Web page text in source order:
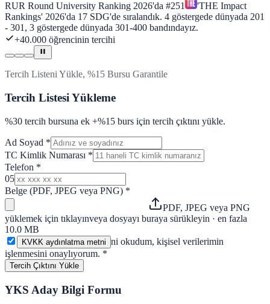
RUR Round University Ranking 2026'da #251
'THE Impact
Rankings' 2026'da 17 SDG'de sıralandık. 4 göstergede dünyada 201
- 301 , 3 göstergede dünyada 301-400 bandındayız.
+40.000 öğrencinin tercihi
Tercih Listeni Yükle, %15 Bursu Garantile
Tercih Listesi Yükleme
%30 tercih bursuna ek +%15 burs için tercih çıktını yükle.
Ad Soyad *
TC Kimlik Numarası *
Telefon *
05
Belge (PDF, JPEG veya PNG) *
PDF, JPEG veya PNG
yüklemek için tıklayınveya dosyayı buraya sürükleyin · en fazla
10.0 MB
KVKK aydınlatma metni ni okudum, kişisel verilerimin
işlenmesini onaylıyorum. *
Tercih Çıktını Yükle
YKS Aday Bilgi Formu